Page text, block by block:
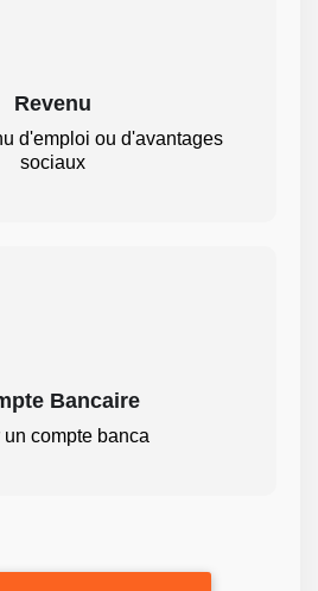
Revenu
d'emploi ou d'avantages
sociaux
Bancaire
un compte banca